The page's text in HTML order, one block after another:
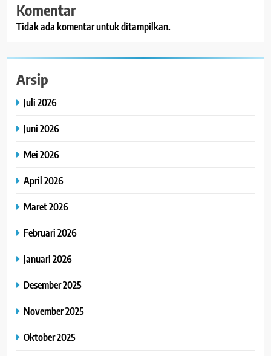
Komentar
Tidak ada komentar untuk ditampilkan.
Arsip
Juli 2026
Juni 2026
Mei 2026
April 2026
Maret 2026
Februari 2026
Januari 2026
Desember 2025
November 2025
Oktober 2025